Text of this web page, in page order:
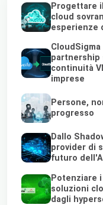
Progettare
cloud
esperienze
partnership
continuità
imprese
Persone,
progresso
Dallo
provider di
futuro
Potenziare
soluzioni
dagli